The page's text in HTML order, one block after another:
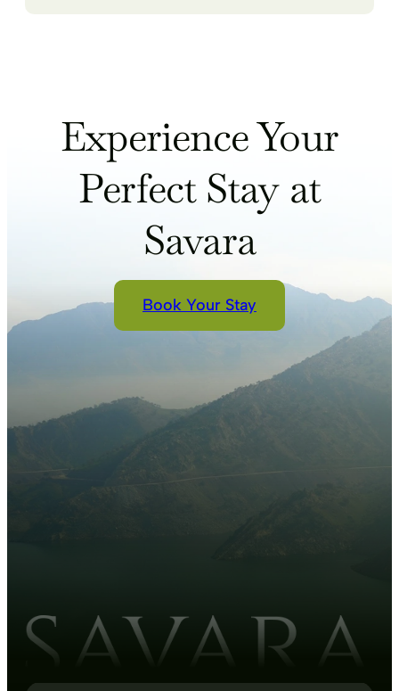
Experience Your
Perfect Stay at
Savara
Book Your Stay